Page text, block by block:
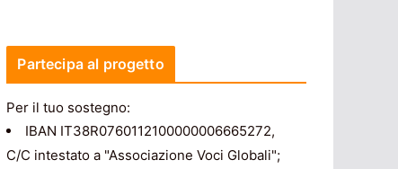
Partecipa al progetto
Per il tuo sostegno:
IBAN IT38R0760112100000006665272,
C/C intestato a "Associazione Voci Globali";